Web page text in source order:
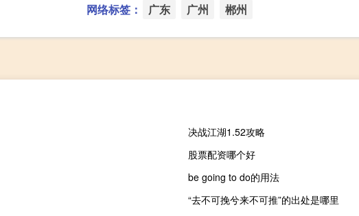
网络标签： 广东 广州 郴州
决战江湖1.52攻略
股票配资哪个好
be going to do的用法
“去不可挽兮来不可推”的出处是哪里